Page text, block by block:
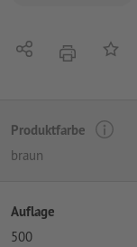
Teilen DruckenAuf
Produktfarbe
braun
Auflage
500